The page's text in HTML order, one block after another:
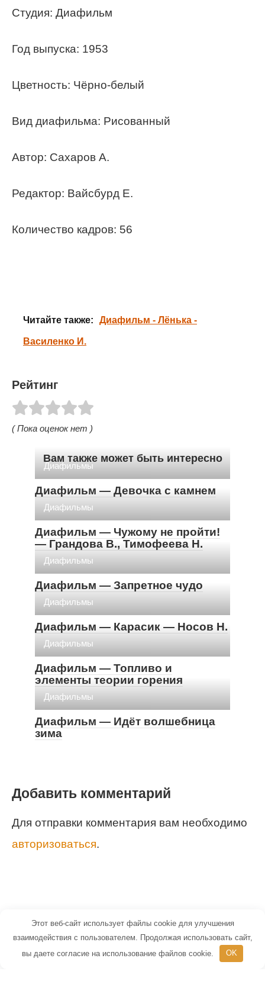
Студия: Диафильм
Год выпуска: 1953
Цветность: Чёрно-белый
Вид диафильма: Рисованный
Автор: Сахаров А.
Редактор: Вайсбурд Е.
Количество кадров: 56
Читайте также: Диафильм - Лёнька -
Василенко И.
Рейтинг
( Пока оценок нет )
Вам также может быть интересно
Диафильмы
Диафильм — Девочка с камнем
Диафильмы
Диафильм — Чужому не пройти!
— Грандова В., Тимофеева Н.
Диафильмы
Диафильм — Запретное чудо
Диафильмы
Диафильм — Карасик — Носов Н.
Диафильмы
Диафильм — Топливо и
элементы теории горения
Диафильмы
Диафильм — Идёт волшебница
зима
Добавить комментарий
Для отправки комментария вам необходимо
авторизоваться.
© 2026 Маленький Гений - портал для
детей и их родителей
Этот веб-сайт использует файлы cookie для улучшения
взаимодействия с пользователем. Продолжая использовать сайт,
вы даете согласие на использование файлов cookie.
OK